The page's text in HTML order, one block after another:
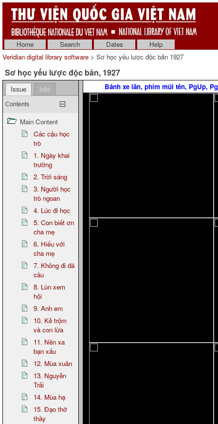
Home Search Dates
Help
Veridian digital library software > Sơ học yếu lược độc bản 1927
Sơ học yếu lược độc bản, 1927
Issue Info
Contents
Main Content
Các cậu học
trò
1. Ngày khai
trường
2. Trời sáng
3. Người học
trò ngoan
4. Lúc đi học
5. Con biết ơn
cha mẹ
6. Hiếu với
cha mẹ
7. Không đi đá
cầu
8. Lùn xem
hội
9. Anh em
10. Kẻ trộm
và con lừa
11. Nên xa
bạn xấu
12. Mùa xuân
13. Nguyễn
Trãi
14. Mùa hạ
15. Đạo thờ
thầy
Bánh xe lăn, phím mũi tên, PgUp,